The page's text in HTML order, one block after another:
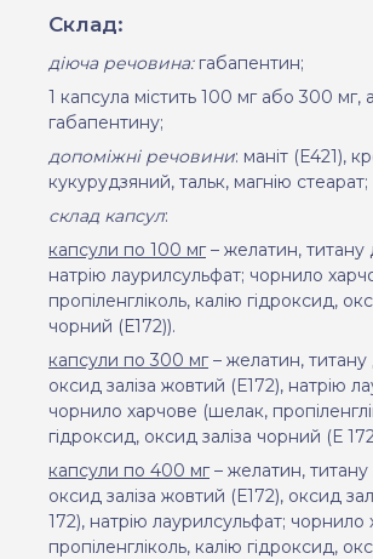
Склад:
діюча речовина: габапентин;
1 капсула містить 100 мг або 300
габапентину;
допоміжні речовини: маніт (Е421),
кукурудзяний, тальк, магнію стеарат;
склад капсул:
капсули по 100 мг– желатин, титану
натрію лаурилсульфат; чорнило
пропіленгліколь, калію гідроксид,
чорний (Е172)).
капсули по 300 мг– желатин, титану
оксид заліза жовтий (Е172), натрію
чорнило харчове (шелак,
гідроксид, оксид заліза чорний (Е
капсули по 400 мг– желатин, титану
оксид заліза жовтий (Е172), оксид
172), натрію лаурилсульфат; чорнило
пропіленгліколь, калію гідроксид,